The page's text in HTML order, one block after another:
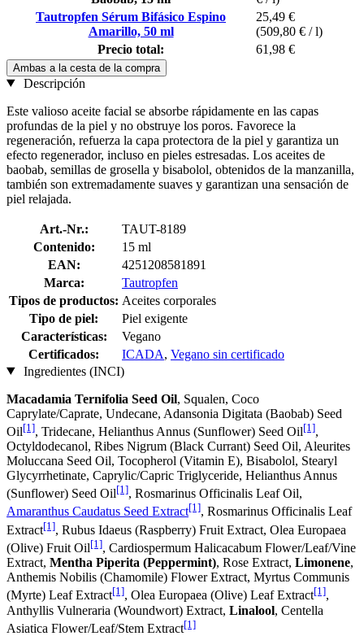
Tautropfen Sérum Bifásico Espino
Amarillo, 50 ml
25,49 €
(509,80 € / l)
Precio total:
61,98 €
Ambas a la cesta de la compra
Descripción
Este valioso aceite facial se absorbe rápidamente en las capas
profundas de la piel y no obstruye los poros. Favorece la
regeneración, refuerza la capa protectora de la piel y garantiza un
efecto regenerador, incluso en pieles estresadas. Los aceites de
baobab, semillas de grosella y bisabolol, obtenidos de la manzanilla,
también son extremadamente suaves y garantizan una sensación de
piel relajada.
Art.-Nr.:
TAUT-8189
Contenido:
15 ml
EAN:
4251208581891
Marca:
Tautropfen
Tipos de productos: Aceites corporales
Tipo de piel:
Piel exigente
Características:
Vegano
Certificados:
ICADA, Vegano sin certificado
Ingredientes (INCI)
Macadamia Ternifolia Seed Oil, Squalen, Coco
Caprylate/Caprate, Undecane, Adansonia Digitata (Baobab) Seed
Oil[1], Tridecane, Helianthus Annus (Sunflower) Seed Oil[1],
Octyldodecanol, Ribes Nigrum (Black Currant) Seed Oil, Aleurites
Moluccana Seed Oil, Tocopherol (Vitamin E), Bisabolol, Stearyl
Glycyrrhetinate, Caprylic/Capric Triglyceride, Helianthus Annus
(Sunflower) Seed Oil[1], Rosmarinus Officinalis Leaf Oil,
Amaranthus Caudatus Seed Extract[1], Rosmarinus Officinalis Leaf
Extract[1], Rubus Idaeus (Raspberry) Fruit Extract, Olea Europaea
(Olive) Fruit Oil[1], Cardiospermum Halicacabum Flower/Leaf/Vine
Extract, Mentha Piperita (Peppermint), Rose Extract, Limonene,
Anthemis Nobilis (Chamomile) Flower Extract, Myrtus Communis
(Myrte) Leaf Extract[1], Olea Europaea (Olive) Leaf Extract[1],
Anthyllis Vulneraria (Woundwort) Extract, Linalool, Centella
Asiatica Flower/Leaf/Stem Extract[1]